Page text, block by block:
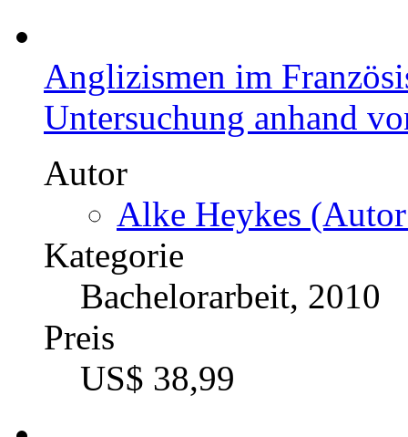
Anglizismen im
Untersuchung anhand
Autor
Alke Heykes
Kategorie
Bachelorarbeit, 2010
Preis
US$ 38,99